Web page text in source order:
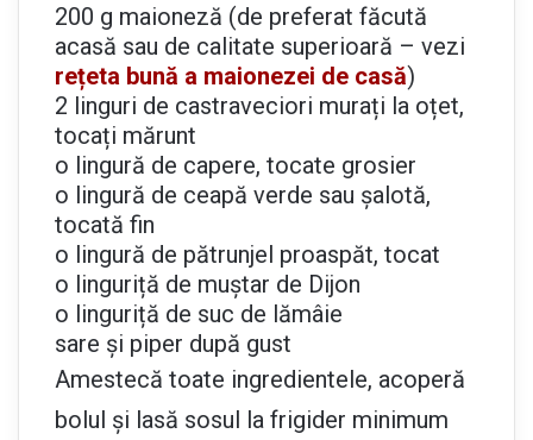
200 g maioneză (de preferat făcută
acasă sau de calitate superioară – vezi
rețeta bună a maionezei de casă)
2 linguri de castraveciori murați la oțet,
tocați mărunt
o lingură de capere, tocate grosier
o lingură de ceapă verde sau șalotă,
tocată fin
o lingură de pătrunjel proaspăt, tocat
o linguriță de muștar de Dijon
o linguriță de suc de lămâie
sare și piper după gust
Amestecă toate ingredientele, acoperă
bolul și lasă sosul la frigider minimum